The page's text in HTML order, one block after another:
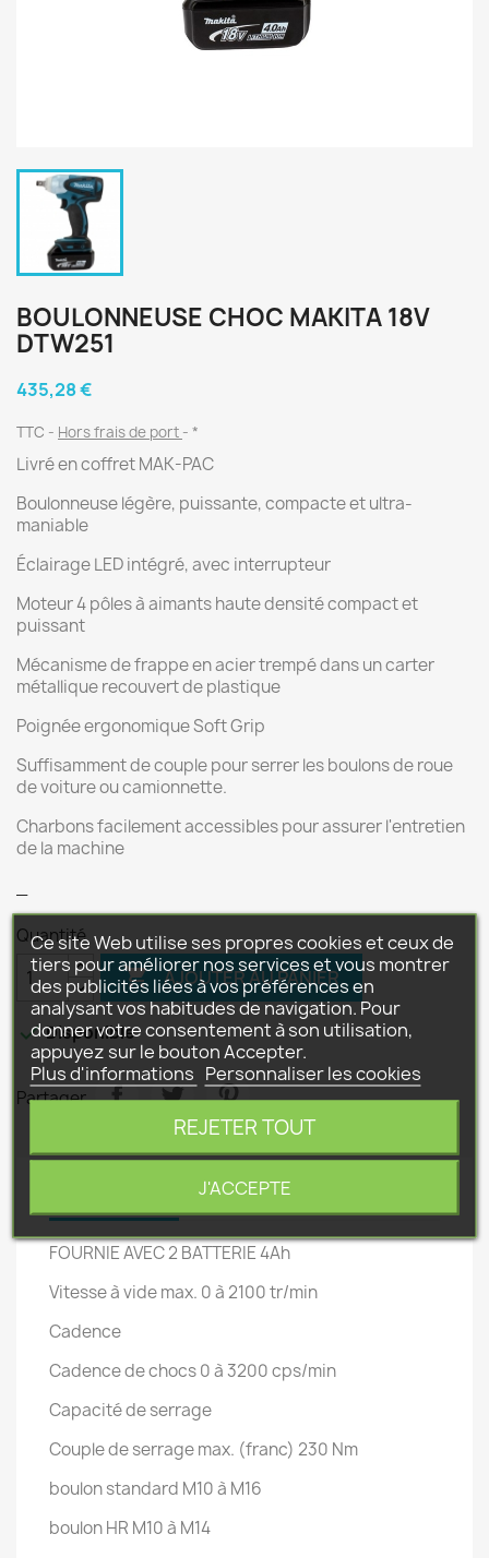
BOULONNEUSE CHOC MAKITA 18V
DTW251
435,28 €
TTC Hors frais de port *
Livré en coffret MAK-PAC
Boulonneuse légère, puissante, compacte et ultra-
maniable
Éclairage LED intégré, avec interrupteur
Moteur 4 pôles à aimants haute densité compact et
puissant
Mécanisme de frappe en acier trempé dans un carter
métallique recouvert de plastique
Poignée ergonomique Soft Grip
Suffisamment de couple pour serrer les boulons de roue
de voiture ou camionnette.
Charbons facilement accessibles pour assurer l'entretien
de la machine
Quantité
 AJOUTER AU PANIER
Disponible
Partager
Détails du produit
FOURNIE AVEC 2 BATTERIE 4Ah
Vitesse à vide max. 0 à 2100 tr/min
Cadence
Cadence de chocs0 à 3200 cps/min
Capacité de serrage
Couple de serrage max. (franc) 230 Nm
boulon standard M10 à M16
boulon HR M10 à M14
Ce site Web utilise ses propres cookies et ceux de
tiers pour améliorer nos services et vous montrer
des publicités liées à vos préférences en
analysant vos habitudes de navigation. Pour
donner votre consentement à son utilisation,
appuyez sur le bouton Accepter.
Plus d'informations Personnaliser les cookies
REJETER TOUT
J'ACCEPTE